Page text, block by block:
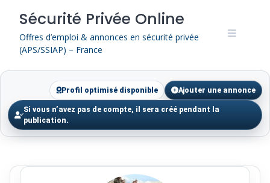
content
Sécurité Privée Online
Offres d’emploi & annonces en sécurité privée
(APS/SSIAP) – France
Profil optimisé disponible Ajouter une annonce
Si vous n’avez pas de compte, il sera créé pendant la
publication.